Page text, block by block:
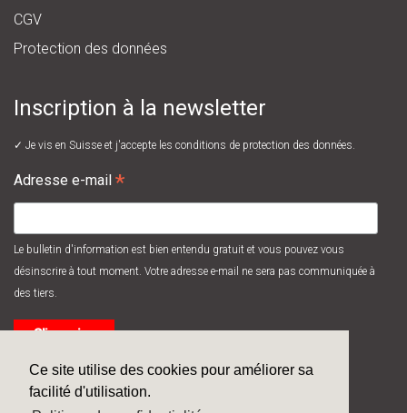
Ce site utilise des cookies pour améliorer sa
facilité d'utilisation.
CGV
Protection des données
Inscription à la newsletter
✓ Je vis en Suisse et j'accepte les conditions de protection des données.
Adresse e-mail *
Le bulletin d'information est bien entendu gratuit et vous pouvez vous
désinscrire à tout moment. Votre adresse e-mail ne sera pas communiquée à
des tiers.